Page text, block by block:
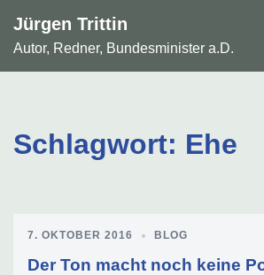
Inhalt
springen
Jürgen Trittin
Autor, Redner, Bundesminister a.D.
Schlagwort: Ehe
7. OKTOBER 2016 BLOG
Der Ton macht noch keine